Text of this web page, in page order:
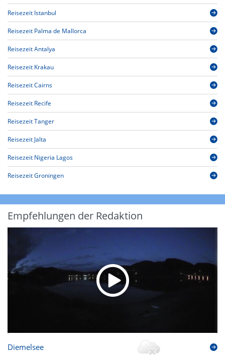
Reisezeit Istanbul
Reisezeit Palma de Mallorca
Reisezeit Antalya
Reisezeit Krakau
Reisezeit Cairns
Reisezeit Recife
Reisezeit Tanger
Reisezeit Jalta
Reisezeit Nigeria Lagos
Reisezeit Groningen
Empfehlungen der Redaktion
Diemelsee